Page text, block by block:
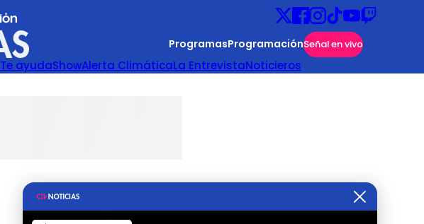
ProgramasProgramaciónSeñal en vivo
Te ayudaShowAlerta ClimáticaLa EntrevistaNoticieros